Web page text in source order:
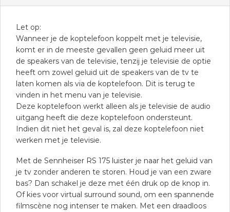
Let op:
Wanneer je de koptelefoon koppelt met je televisie,
komt er in de meeste gevallen geen geluid meer uit
de speakers van de televisie, tenzij je televisie de optie
heeft om zowel geluid uit de speakers van de tv te
laten komen als via de koptelefoon. Dit is terug te
vinden in het menu van je televisie.
Deze koptelefoon werkt alleen als je televisie de audio
uitgang heeft die deze koptelefoon ondersteunt.
Indien dit niet het geval is, zal deze koptelefoon niet
werken met je televisie.
Met de Sennheiser RS 175 luister je naar het geluid van
je tv zonder anderen te storen. Houd je van een zware
bas? Dan schakel je deze met één druk op de knop in.
Of kies voor virtual surround sound, om een spannende
filmscène nog intenser te maken. Met een draadloos